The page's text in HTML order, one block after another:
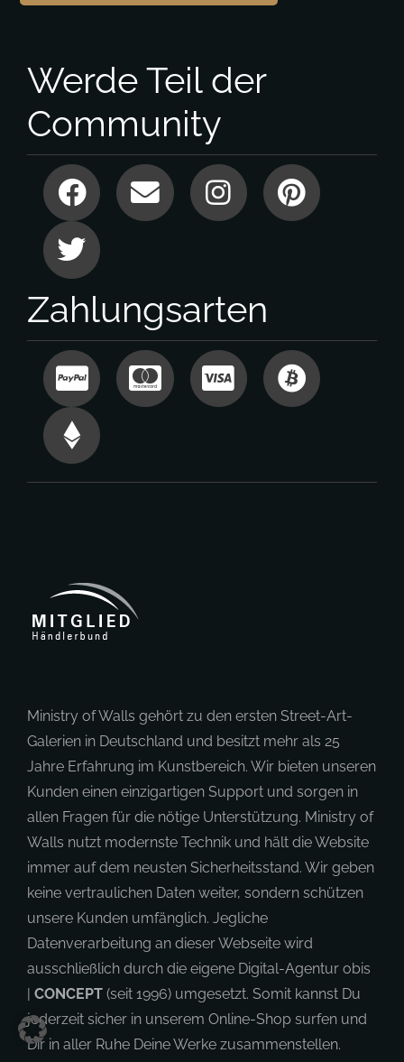
Werde Teil der
Community
Zahlungsarten
Ministry of Walls gehört zu den ersten Street-Art-
Galerien in Deutschland und besitzt mehr als 25
Jahre Erfahrung im Kunstbereich. Wir bieten unseren
Kunden einen einzigartigen Support und sorgen in
allen Fragen für die nötige Unterstützung. Ministry of
Walls nutzt modernste Technik und hält die Website
immer auf dem neusten Sicherheitsstand. Wir geben
keine vertraulichen Daten weiter, sondern schützen
unsere Kunden umfänglich. Jegliche
Datenverarbeitung an dieser Webseite wird
ausschließlich durch die eigene Digital-Agentur obis
CONCEPT(seit 1996) umgesetzt. Somit kannst Du
jederzeit sicher in unserem Online-Shop surfen und
Dir in aller Ruhe Deine Werke zusammenstellen.